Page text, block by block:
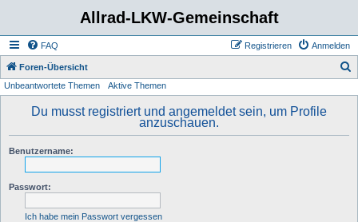
Allrad-LKW-Gemeinschaft
FAQ Anmelden
Registrieren
Foren-Übersicht
Unbeantwortete Themen Aktive Themen
Du musst registriert und angemeldet sein, um Profile
anzuschauen.
Benutzername:
Passwort:
Ich habe mein Passwort vergessen